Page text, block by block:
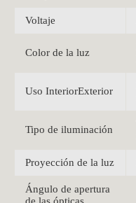
Voltaje
Color de la luz
Uso InteriorExterior
Tipo de iluminación
Proyección de la luz
Ángulo de apertura
de las ópticas